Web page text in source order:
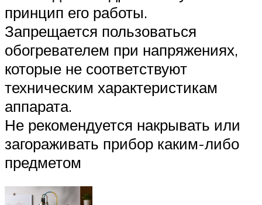
принцип его работы.
Запрещается пользоваться
обогревателем при напряжениях,
которые не соответствуют
техническим характеристикам
аппарата.
Не рекомендуется накрывать или
загораживать прибор каким-либо
предметом